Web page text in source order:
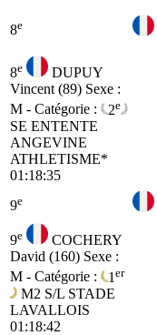
8e
8e
DUPUY
Vincent (89) Sexe :
M - Catégorie :
2e
SE ENTENTE
ANGEVINE
ATHLETISME*
01:18:35
9e
9e
COCHERY
David (160) Sexe :
M - Catégorie :
1 er
M2 S/L STADE
LAVALLOIS
01:18:42